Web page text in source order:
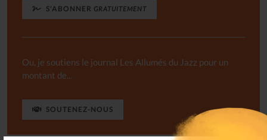
S'ABONNER GRATUITEMENT
Ou, je soutiens le journal Les Allumés du Jazz pour un
montant de...
SOUTENEZ-NOUS